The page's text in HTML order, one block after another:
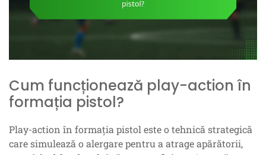
Cum funcționează play-action în
formația pistol?
Play-action în formația pistol este o tehnică strategică
care simulează o alergare pentru a atrage apărătorii,